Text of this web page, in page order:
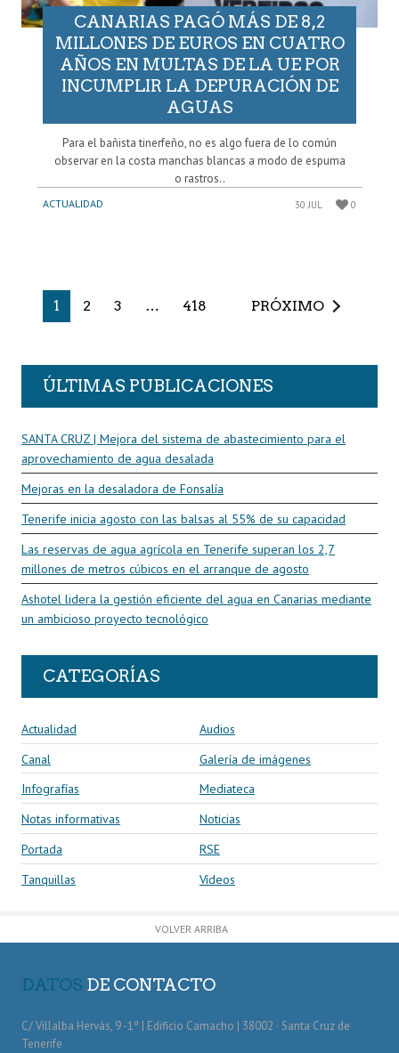
CANARIAS PAGÓ MÁS DE 8,2
MILLONES DE EUROS EN CUATRO
AÑOS EN MULTAS DE LA UE POR
INCUMPLIR LA DEPURACIÓN DE
AGUAS
Para el bañista tinerfeño, no es algo fuera de lo común
observar en la costa manchas blancas a modo de espuma
o rastros..
ACTUALIDAD 30 JUL 0
1 2 3 … 418 PRÓXIMO
ÚLTIMAS PUBLICACIONES
SANTA CRUZ | Mejora del sistema de abastecimiento para el
aprovechamiento de agua desalada
Mejoras en la desaladora de Fonsalía
Tenerife inicia agosto con las balsas al 55% de su capacidad
Las reservas de agua agrícola en Tenerife superan los 2,7
millones de metros cúbicos en el arranque de agosto
Ashotel lidera la gestión eficiente del agua en Canarias mediante
un ambicioso proyecto tecnológico
CATEGORÍAS
Actualidad
Audios
Canal
Galería de imágenes
Infografías
Mediateca
Notas informativas
Noticias
Portada
RSE
Tanquillas
Vídeos
VOLVER ARRIBA
DATOS DE CONTACTO
C/ Villalba Hervás, 9 -1º | Edificio Camacho | 38002 · Santa Cruz de
Tenerife